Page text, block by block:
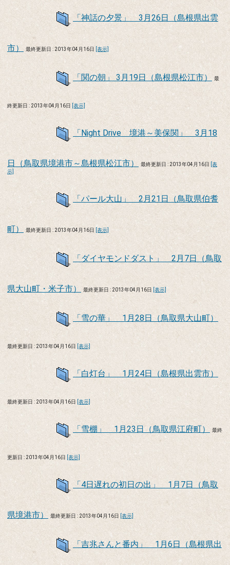
「神話の夕景」 3月26日（島根県出雲
市） 最終更新日 : 2013年04月16日 [表示]
「関の朝」 3月19日（島根県松江市） 最
終更新日 : 2013年04月16日 [表示]
「Night Drive 境港～美保関」 3月18
日（鳥取県境港市～島根県松江市） 最終更新日 : 2013年04月16日
[表
示]
「パール大山」 2月21日（鳥取県伯耆
町） 最終更新日 : 2013年04月16日 [表示]
「ダイヤモンドダスト」 2月7日（鳥取
県大山町・米子市） 最終更新日 : 2013年04月16日 [表示]
「雪の華」 1月28日（鳥取県大山町）
最終更新日 : 2013年04月16日 [表示]
「白灯台」 1月24日（島根県出雲市）
最終更新日 : 2013年04月16日 [表示]
「雪棚」 1月23日（鳥取県江府町） 最終
更新日 : 2013年04月16日 [表示]
「4日遅れの初日の出」 1月7日（鳥取
県境港市） 最終更新日 : 2013年04月16日 [表示]
「吉兆さんと番内」 1月6日（島根県出